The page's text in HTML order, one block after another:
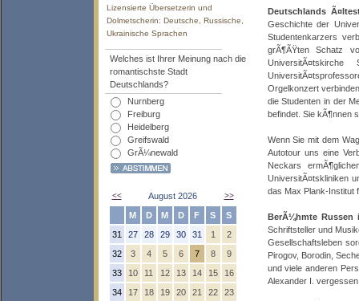
Lizensierte Übersetzerin und
Dolmetscherin: Deutsche, Russische,
Ukrainische Sprachen
Welches ist Ihrer Meinung nach die
romantischste Stadt
Deutschlands?
Nurnberg
Freiburg
Heidelberg
Greifswald
GrÃ¼newald
<< August 2026 >>
M D M D F S
S
31
27 28 29 30 31 1
2
32
3 4 5 6 7 8
9
33
10 11 12 13 14 15
16
34
17 18 19 20 21 22
23
Deutschlands
Geschichte der
Studentenkarzers
grÃ¶ÃŸten Schatz
Orgelkonzert
die Studenten in der
befindet. Sie kÃ¶nnen
Wenn Sie mit dem
Autotour uns eine
Neckars
UniversitÃ¤tskliniken
das Max Plank-Institut
BerÃ¼hmte Russen
Schriftsteller und
Gesellschaftsleben
Pirogov, Borodin,
und viele anderen
Alexander I.